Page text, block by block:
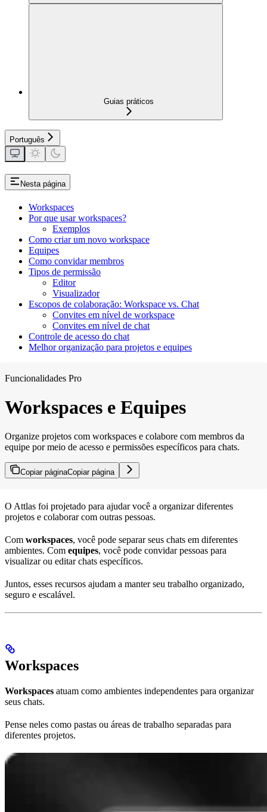
Guias práticos
Português
Nesta página
Workspaces
Por que usar workspaces?
Exemplos
Como criar um novo workspace
Equipes
Como convidar membros
Tipos de permissão
Editor
Visualizador
Escopos de colaboração: Workspace vs. Chat
Convites em nível de workspace
Convites em nível de chat
Controle de acesso do chat
Melhor organização para projetos e equipes
Funcionalidades Pro
Workspaces e Equipes
Organize projetos com workspaces e colabore com membros da
equipe por meio de acesso e permissões específicos para chats.
Copiar páginaCopiar página
O Attlas foi projetado para ajudar você a organizar diferentes
projetos e colaborar com outras pessoas.
Com workspaces, você pode separar seus chats em diferentes
ambientes. Com equipes, você pode convidar pessoas para
visualizar ou editar chats específicos.
Juntos, esses recursos ajudam a manter seu trabalho organizado,
seguro e escalável.
Workspaces
Workspaces atuam como ambientes independentes para organizar
seus chats.
Pense neles como pastas ou áreas de trabalho separadas para
diferentes projetos.